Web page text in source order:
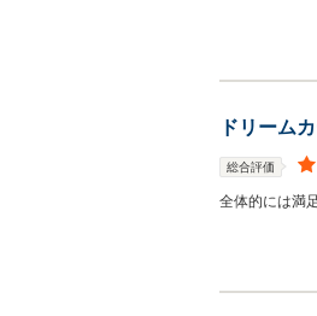
ドリーム
総合評価
全体的には満